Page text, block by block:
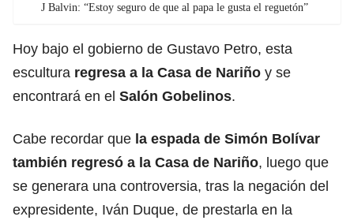
J Balvin: “Estoy seguro de que al papa le gusta el reguetón”
Hoy bajo el gobierno de Gustavo Petro, esta
escultura regresa a la Casa de Nariño y se
encontrará en el Salón Gobelinos.
Cabe recordar que la espada de Simón Bolívar
también regresó a la Casa de Nariño, luego que
se generara una controversia, tras la negación del
expresidente, Iván Duque, de prestarla en la